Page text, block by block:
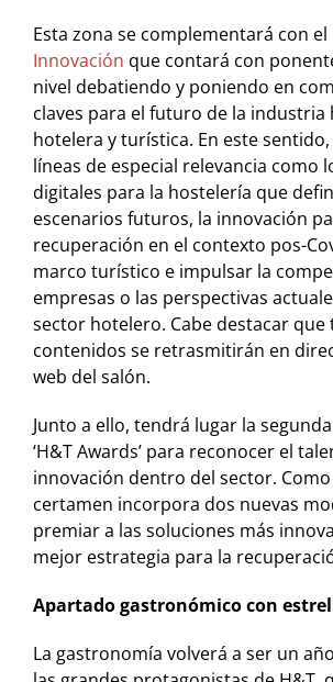
Esta zona se complementará con el
Innovación que contará con
nivel debatiendo y poniendo en
claves para el futuro de la industria
hotelera y turística. En este
líneas de especial relevancia como
digitales para la hostelería que
escenarios futuros, la innovación
recuperación en el contexto pos-
marco turístico e impulsar la
empresas o las perspectivas
sector hotelero. Cabe destacar que
contenidos se retrasmitirán en
web del salón.
Junto a ello, tendrá lugar la
‘H&T Awards’ para reconocer el
innovación dentro del sector.
certamen incorpora dos nuevas
premiar a las soluciones más
mejor estrategia para la
Apartado gastronómico con
La gastronomía volverá a ser un